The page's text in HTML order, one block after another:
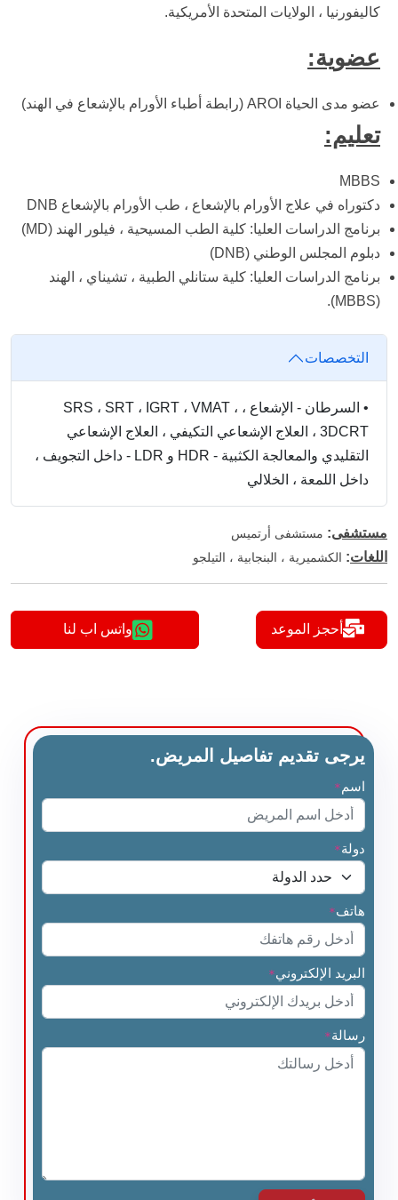
كاليفورنيا ، الولايات المتحدة الأمريكية.
عضوية:
عضو مدى الحياة AROI (رابطة أطباء الأورام بالإشعاع في الهند)
تعليم:
MBBS
دكتوراه في علاج الأورام بالإشعاع ، طب الأورام بالإشعاع DNB
برنامج الدراسات العليا: كلية الطب المسيحية ، فيلور الهند (MD)
دبلوم المجلس الوطني (DNB)
برنامج الدراسات العليا: كلية ستانلي الطبية ، تشيناي ، الهند
(MBBS).
التخصصات
•
السرطان - الإشعاع ، SRS ، SRT ، IGRT ، VMAT ،
3DCRT ، العلاج الإشعاعي التكيفي ، العلاج الإشعاعي
التقليدي والمعالجة الكثبية - HDR و LDR - داخل التجويف ،
داخل اللمعة ، الخلالي
مستشفى: مستشفى أرتميس
اللغات: الكشميرية ، البنجابية ، التيلجو
أحجز الموعد واتس اب لنا
يرجى تقديم تفاصيل المريض.
اسم *
دولة*
هاتف*
البريد الإلكتروني*
رسالة*